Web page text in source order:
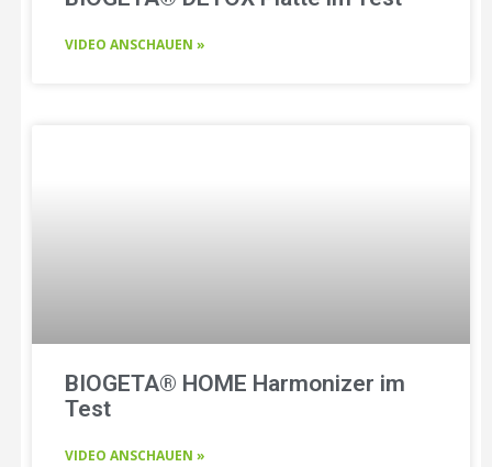
VIDEO ANSCHAUEN »
BIOGETA® HOME Harmonizer im
Test
VIDEO ANSCHAUEN »